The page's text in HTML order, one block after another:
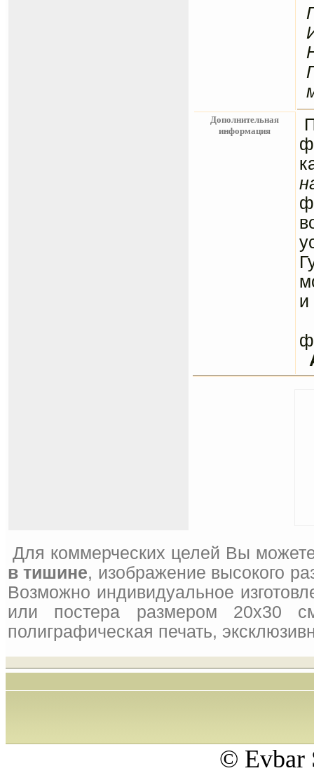
Дополнительная
информация
и
Для коммерческих целей Вы
в тишине, изображение высокого
Возможно индивидуальное
или постера размером 20x30
полиграфическая печать,
© Evbar